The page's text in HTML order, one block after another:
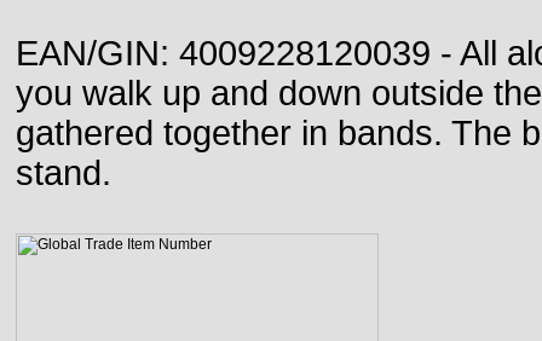
EAN/GIN: 4009228120039 - All
you walk up and down outside
gathered together in bands. The
stand.